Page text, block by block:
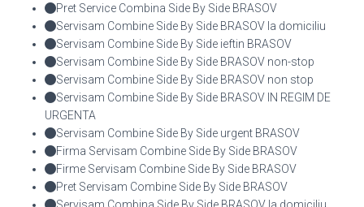
Pret Service Combina Side By Side BRASOV
Servisam Combine Side By Side BRASOV la domiciliu
Servisam Combine Side By Side ieftin BRASOV
Servisam Combine Side By Side BRASOV non-stop
Servisam Combine Side By Side BRASOV non stop
Servisam Combine Side By Side BRASOV IN REGIM DE
URGENTA
Servisam Combine Side By Side urgent BRASOV
Firma Servisam Combine Side By Side BRASOV
Firme Servisam Combine Side By Side BRASOV
Pret Servisam Combine Side By Side BRASOV